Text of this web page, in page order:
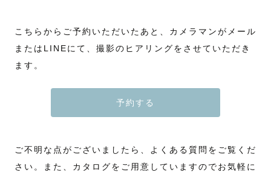
こちらからご予約いただいたあと、カメラマンがメール
またはLINEにて、撮影のヒアリングをさせていただき
ます。
予約する
ご不明な点がございましたら、よくある質問をご覧くだ
さい。また、カタログをご用意していますのでお気軽に